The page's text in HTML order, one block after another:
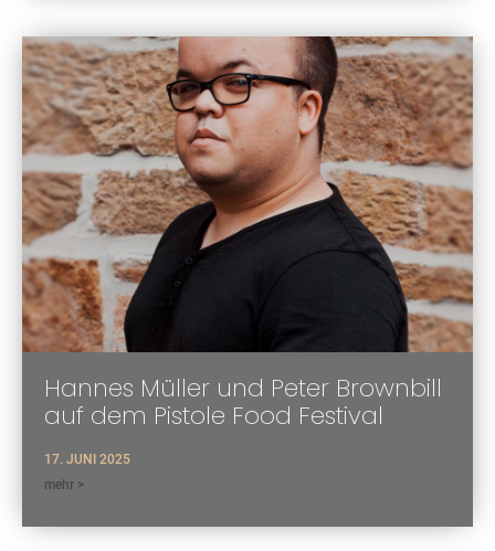
Hannes Müller und Peter Brownbill
auf dem Pistole Food Festival
17. JUNI 2025
mehr >